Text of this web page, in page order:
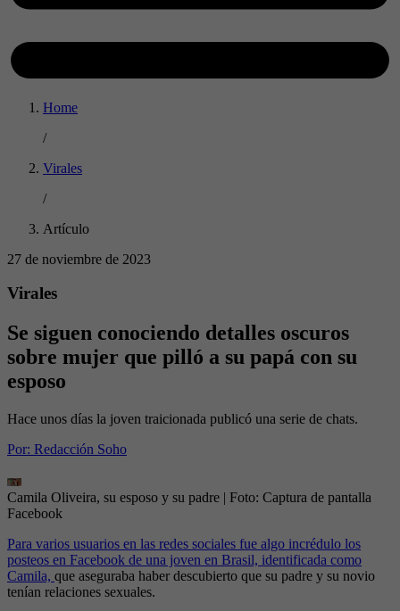
Home
/
Virales
/
Artículo
27 de noviembre de 2023
Virales
Se siguen conociendo detalles oscuros
sobre mujer que pilló a su papá con su
esposo
Hace unos días la joven traicionada publicó una serie de chats.
Por: Redacción Soho
Camila Oliveira, su esposo y su padre | Foto: Captura de pantalla
Facebook
Para varios usuarios en las redes sociales fue algo incrédulo los
posteos en Facebook de una joven en Brasil, identificada como
Camila, que aseguraba haber descubierto que su padre y su novio
tenían relaciones sexuales.